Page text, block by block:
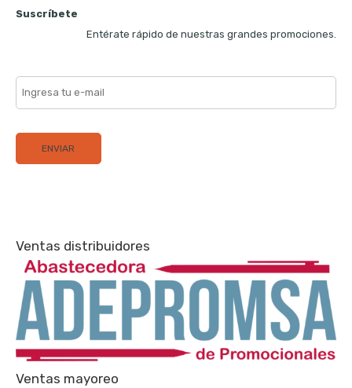
Suscríbete
Entérate rápido de nuestras grandes promociones.
Ventas distribuidores
Ventas mayoreo